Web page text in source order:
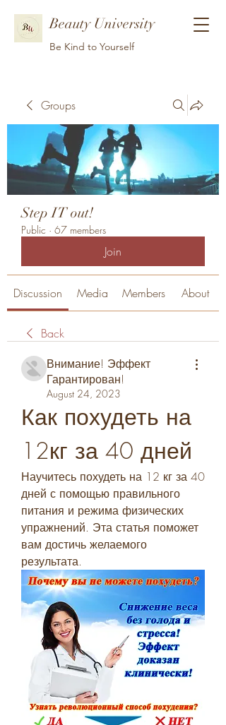
Beauty University
Be Kind to Yourself
Groups
Step IT out!
Public · 67 members
Join
Discussion Media Members About
Back
Внимание! Эффект
Гарантирован!
August 24, 2023
Как похудеть на
12кг за 40 дней
Научитесь похудеть на 12 кг за 40
дней с помощью правильного
питания и режима физических
упражнений. Эта статья поможет
вам достичь желаемого
результата.